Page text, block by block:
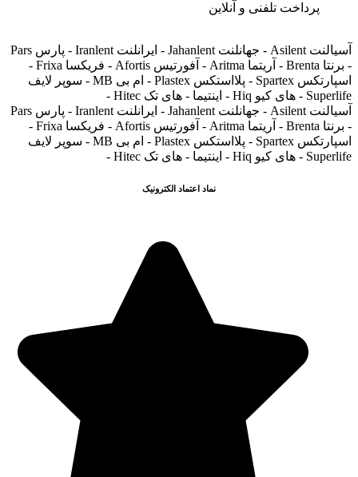
پرداخت تلفنی و آنلاین
آسیالنت Asilent - جهانلنت Jahanlent - ایرانلنت Iranlent - پارس Pars
- برنتا Brenta - آریتما Aritma - آفورتیس Afortis - فریکسا Frixa -
اسپارتکس Spartex - پلااستکس Plastex - ام بی MB - سوپر لایف
Superlife - های کیو Hiq - اینتیما - های تک Hitec -
آسیالنت Asilent - جهانلنت Jahanlent - ایرانلنت Iranlent - پارس Pars
- برنتا Brenta - آریتما Aritma - آفورتیس Afortis - فریکسا Frixa -
اسپارتکس Spartex - پلااستکس Plastex - ام بی MB - سوپر لایف
Superlife - های کیو Hiq - اینتیما - های تک Hitec -
نماد اعتماد الکترونیک